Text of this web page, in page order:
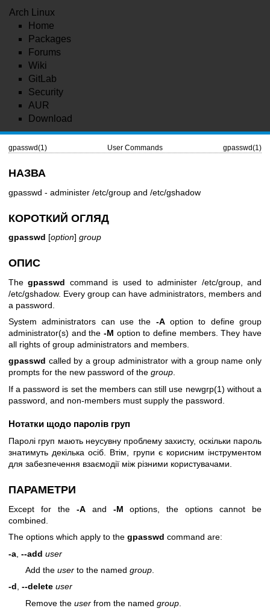
Arch Linux
Home
Packages
Forums
Wiki
GitLab
Security
AUR
Download
gpasswd(1) User Commands gpasswd(1)
НАЗВА
gpasswd - administer /etc/group and /etc/gshadow
КОРОТКИЙ ОГЛЯД
gpasswd [option] group
ОПИС
Thegpasswd command is used to administer /etc/group, and
/etc/gshadow. Every group can have administrators, members and
a password.
System administrators can use the -Aoption to define group
administrator(s) and the -M option to define members. They have
all rights of group administrators and members.
gpasswd called by a group administrator with a group name only
prompts for the new password of the group.
If a password is set the members can still use newgrp(1) without a
password, and non-members must supply the password.
Нотатки щодо паролів груп
Паролі груп мають неусувну проблему захисту, оскільки пароль
знатимуть декілька осіб. Втім, групи є корисним інструментом
для забезпечення взаємодії між різними користувачами.
ПАРАМЕТРИ
Except for the -Aand -M options, the options cannot be
combined.
The options which apply to the gpasswd command are:
-a --add user
Add the user to the named group
-d, --delete user
Remove the user from the named group